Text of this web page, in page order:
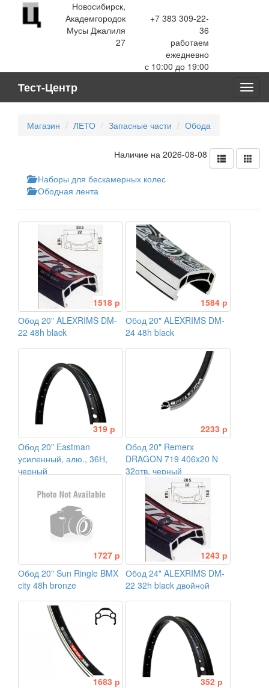
Новосибирск,
Академгородок
Мусы Джалиля
27
+7 383 309-22-
36
работаем
ежедневно
с 10:00 до 19:00
Тест-Центр
Магазин ЛЕТО Запасные части Обода
Наличие на 2026-08-08
Наборы для бескамерных колес
Ободная лента
1518 р
Обод 20" ALEXRIMS DM-
22 48h black
1584 р
Обод 20" ALEXRIMS DM-
24 48h black
319 р
Обод 20" Eastman
усиленный, алю., 36H,
черный
2233 р
Обод 20" Remerx
DRAGON 719 406x20 N
32отв. черный
1727 р
Обод 20" Sun Ringle BMX
city 48h bronze
1243 р
Обод 24" ALEXRIMS DM-
22 32h black двойной
1683 р
352 р